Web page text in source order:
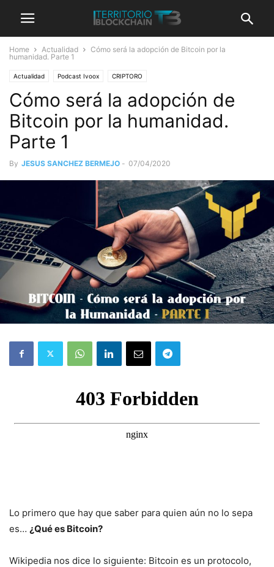
Home Actualidad
Cómo será la adopción de Bitcoin por la
humanidad. Parte 1
Actualidad Podcast Ivoox CRIPTORO
Cómo será la adopción de
Bitcoin por la humanidad.
Parte 1
By JESUS SANCHEZ BERMEJO - 07/04/2020
Lo primero que hay que saber para quien aún no lo sepa
es… ¿Qué es Bitcoin?
Wikipedia nos dice lo siguiente: Bitcoin​​ es un protocolo,